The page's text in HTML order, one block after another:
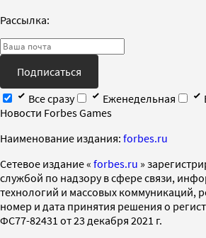
Рассылка:
Подписаться
Все сразу
Еженедельная
Новости Forbes Games
Наименование издания: forbes.ru
Cетевое издание « forbes.ru »
службой по надзору в сфере связи,
технологий и массовых коммуникаций,
номер и дата принятия решения о
ФС77-82431 от 23 декабря 2021 г.